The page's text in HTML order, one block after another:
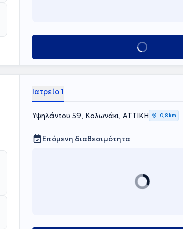
Κλείσε ραντεβού
Ιατρείο 1
Υψηλάντου 59, Κολωνάκι, ΑΤΤΙΚΗ 0,8 km
Επόμενη διαθεσιμότητα